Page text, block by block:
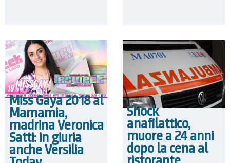
Miss Gaya 2018 al
Mamamia,
madrina Veronica
Satti: in giuria
anche Versilia
Shock
anafilattico,
muore a 24 anni
dopo la cena al